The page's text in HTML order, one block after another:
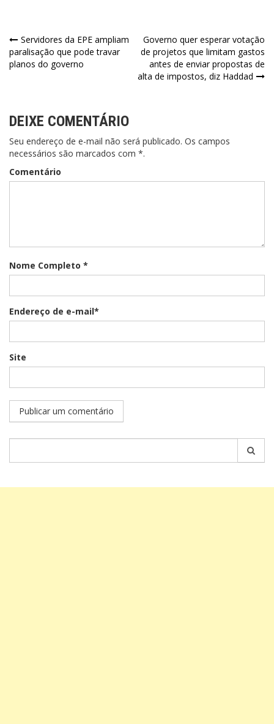
Navegação
de
Servidores da EPE ampliam
paralisação que pode travar
planos do governo
Governo quer esperar votação
de projetos que limitam gastos
antes de enviar propostas de
alta de impostos, diz Haddad
DEIXE COMENTÁRIO
Seu endereço de e-mail não será publicado. Os campos
necessários são marcados com *.
Comentário
Nome Completo *
Endereço de e-mail*
Site